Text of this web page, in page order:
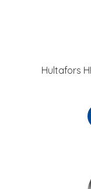
Hultafors